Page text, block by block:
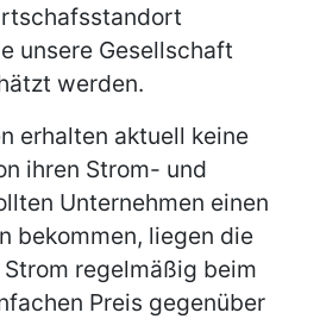
unsere Gesellschaft
werden.
erhalten aktuell keine
ihren Strom- und
Unternehmen einen
bekommen, liegen die
regelmäßig beim
Preis gegenüber